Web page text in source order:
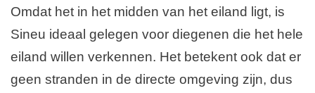
Omdat het in het midden van het eiland ligt, is
Sineu ideaal gelegen voor diegenen die het hele
eiland willen verkennen. Het betekent ook dat er
geen stranden in de directe omgeving zijn, dus